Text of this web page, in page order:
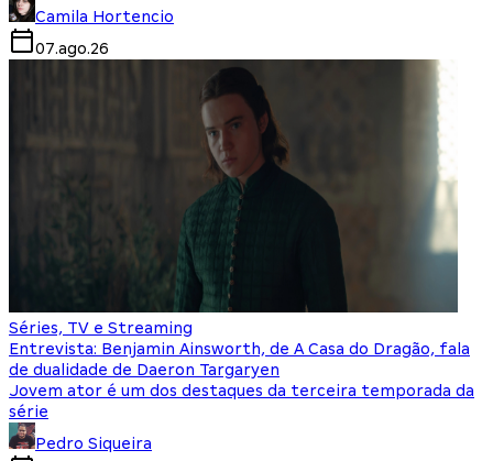
Camila Hortencio
07.ago.26
Séries, TV e Streaming
Entrevista: Benjamin Ainsworth, de A Casa do Dragão, fala
de dualidade de Daeron Targaryen
Jovem ator é um dos destaques da terceira temporada da
série
Pedro Siqueira